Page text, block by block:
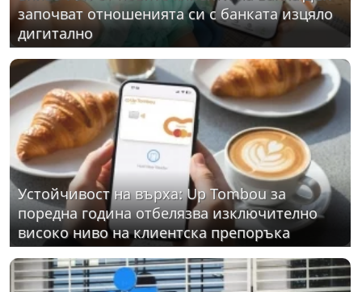
започват отношенията си с банката изцяло
дигитално
Устойчивост на върха: Up Tombou за
поредна година отбелязва изключително
високо ниво на клиентска препоръка